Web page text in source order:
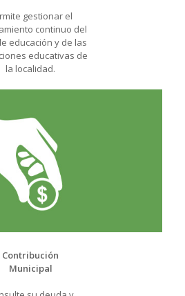
gestionar el
continuo del
educación y de las
educativas de
la localidad.
Contribución
Municipal